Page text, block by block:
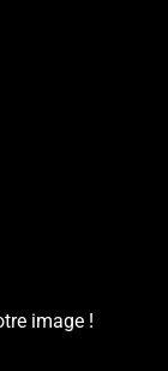
image !